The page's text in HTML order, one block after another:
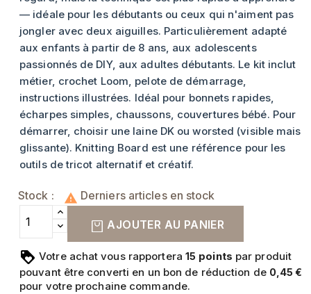
— idéale pour les débutants ou ceux qui n'aiment pas
jongler avec deux aiguilles. Particulièrement adapté
aux enfants à partir de 8 ans, aux adolescents
passionnés de DIY, aux adultes débutants. Le kit inclut
métier, crochet Loom, pelote de démarrage,
instructions illustrées. Idéal pour bonnets rapides,
écharpes simples, chaussons, couvertures bébé. Pour
démarrer, choisir une laine DK ou worsted (visible mais
glissante). Knitting Board est une référence pour les
outils de tricot alternatif et créatif.
Stock :  Derniers articles en stock
AJOUTER AU PANIER
Votre achat vous rapportera 15 points par produit
pouvant être converti en un bon de réduction de 0,45 €
pour votre prochaine commande.